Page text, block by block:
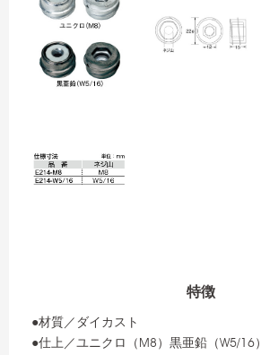
特徴
●材質／ダイカスト
●仕上／ユニクロ（M8）黒亜鉛（W5/16）